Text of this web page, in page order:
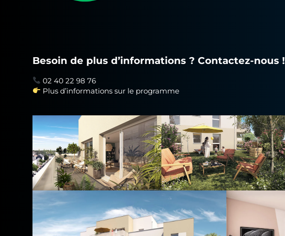
Besoin de plus d’informations ? Contactez-nous !
02 40 22 98 76
Plus d’informations sur le programme